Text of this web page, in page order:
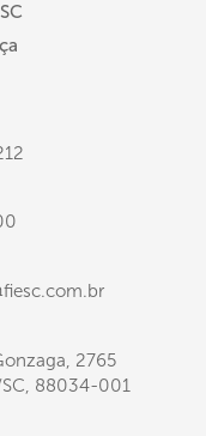
2765
88034-001